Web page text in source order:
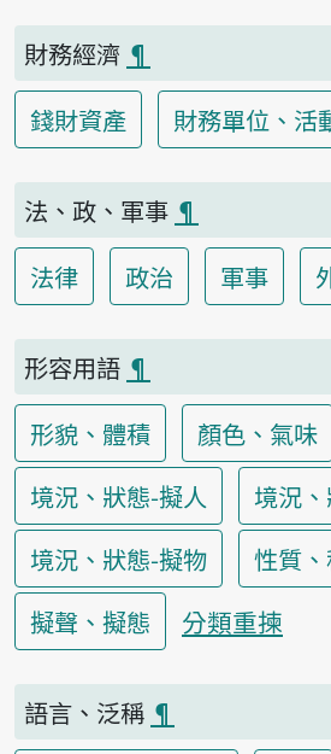
財務經濟 ¶
錢財資產
財務單位、活
法、政、軍事 ¶
法律
政治 軍事
形容用語 ¶
形貌、體積
顏色、氣味
境況、狀態-擬人
境況
境況、狀態-擬物
性質
擬聲、擬態
分類重揀
語言、泛稱 ¶